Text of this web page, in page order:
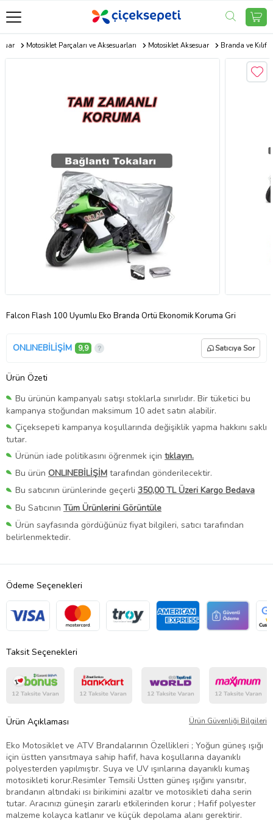
Motosiklet Parçaları ve Aksesuarları Motosiklet Aksesuar Branda ve Kılıf
Falcon Flash 100 Uyumlu Eko Branda Örtü Ekonomik Koruma Gri
ONLINEBİLİŞİM 9,9 Satıcıya Sor
Ürün Özeti
Bu ürünün kampanyalı satışı stoklarla sınırlıdır. Bir tüketici bu
kampanya stoğundan maksimum 10 adet satın alabilir.
Çiçeksepeti kampanya koşullarında değişiklik yapma hakkını saklı
tutar.
Ürünün iade politikasını öğrenmek için tıklayın.
Bu ürün ONLINEBİLİŞİM tarafından gönderilecektir.
Bu satıcının ürünlerinde geçerli 350,00 TL Üzeri Kargo Bedava
Bu Satıcının Tüm Ürünlerini Görüntüle
Ürün sayfasında gördüğünüz fiyat bilgileri, satıcı tarafından
belirlenmektedir.
Ödeme Seçenekleri
Taksit Seçenekleri
Ürün Açıklaması Ürün Güvenliği Bilgileri
Eko Motosiklet ve ATV Brandalarının Özellikleri ; Yoğun güneş ışığı
için üstten yansıtmaya sahip hafif, hava koşullarına dayanıklı
polyesterden yapılmıştır. Suya ve UV ışınlarına dayanıklı kumaş
motosikleti korur.Resimler Temsili Üstten güneş ışığını yansıtır,
brandanın altındaki ısı birikimini azaltır ve motosikleti daha serin
tutar. Aracınızı güneşin zararlı etkilerinden korur ; Hafif polyester
malzeme kolayca katlanır ve küçük depolama alanı gerektirir.